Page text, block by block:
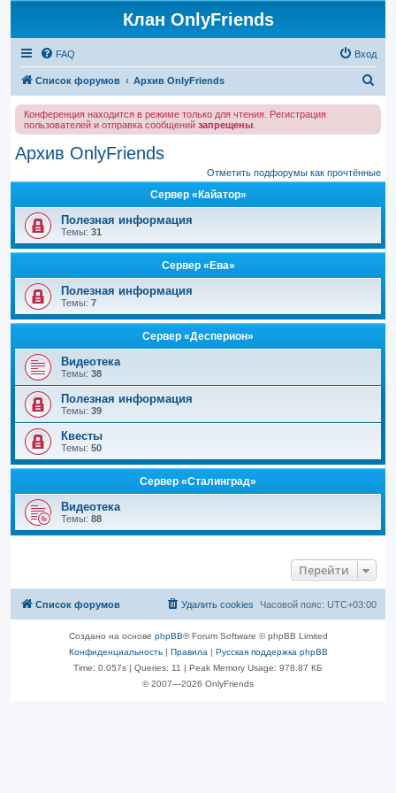
Клан OnlyFriends
FAQ Вход
Список форумов Архив OnlyFriends
Конференция находится в режиме только для чтения. Регистрация
пользователей и отправка сообщений запрещены
Архив OnlyFriends
Отметить подфорумы как прочтённые
Сервер «Кайатор»
Полезная информация
Темы: 31
Сервер «Ева»
Полезная информация
Темы: 7
Сервер «Десперион»
Видеотека
Темы: 38
Полезная информация
Темы: 39
Квесты
Темы: 50
Сервер «Сталинград»
Видеотека
Темы: 88
Перейти
Список форумов Часовой пояс: UTC+03:00
Удалить cookies
Создано на основе phpBB® Forum Software © phpBB Limited
Конфиденциальность| Правила | Русская поддержка phpBB
Time: 0.057s | Queries: 11 | Peak Memory Usage: 978.87 КБ
© 2007—2026 OnlyFriends